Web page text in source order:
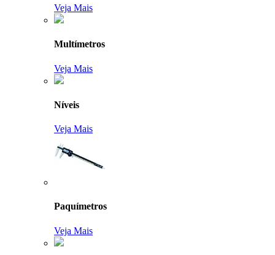
Veja Mais
Multímetros
Veja Mais
Níveis
Veja Mais
Paquímetros
Veja Mais